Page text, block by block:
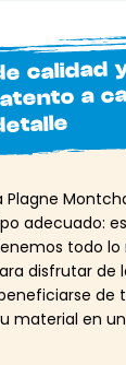
calidad
a
Plagne
adecuado:
todo lo
disfrutar de
de
material en